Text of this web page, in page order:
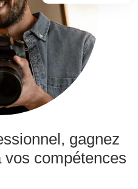
gagnez
vos compétences